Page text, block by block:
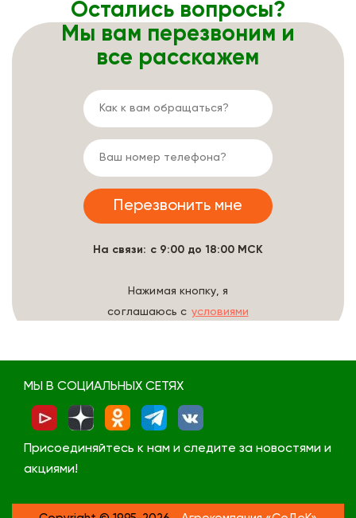
Остались вопросы?
Мы вам перезвоним и
все расскажем
На связи: с 9:00 до 18:00 МСК
Нажимая кнопку, я
соглашаюсь с условиями
МЫ В СОЦИАЛЬНЫХ СЕТЯХ
Присоединяйтесь к нам и следите за новостями и
акциями!